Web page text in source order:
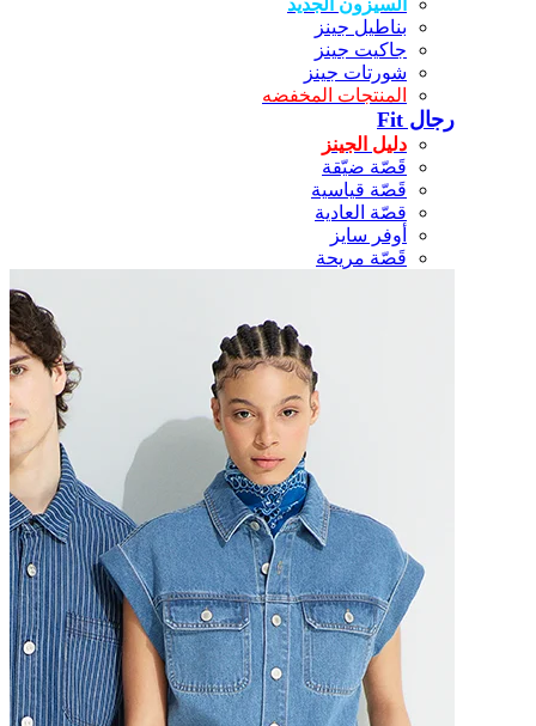
السيزون الجديد
بناطيل جينز
جاكيت جينز
شورتات جينز
المنتجات المخفضه
رجال Fit
دليل الجينز
قَصّة ضيّقة
قَصّة قياسية
قصّة العادية
أوفر سايز
قَصّة مريحة